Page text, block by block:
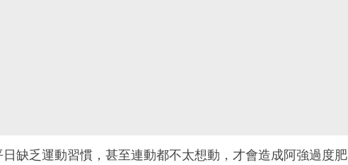
缺乏運動習慣，甚至連動都不太想動，才會造成阿強過度肥